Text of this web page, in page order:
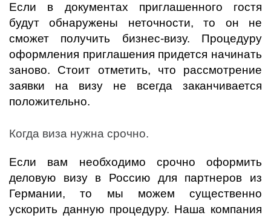
Если в документах приглашенного гостя
будут обнаружены неточности, то он не
сможет получить бизнес-визу. Процедуру
оформления приглашения придется начинать
заново. Стоит отметить, что рассмотрение
заявки на визу не всегда заканчивается
положительно.
Когда виза нужна срочно.
Если вам необходимо срочно оформить
деловую визу в Россию для партнеров из
Германии, то мы можем существенно
ускорить данную процедуру. Наша компания